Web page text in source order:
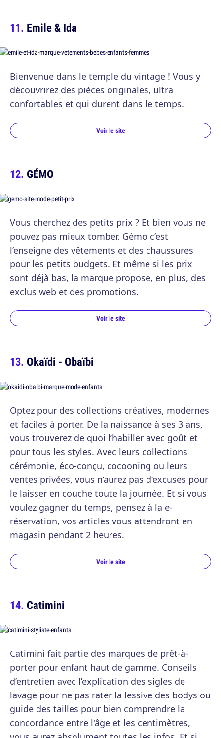
Emile & Ida
Bienvenue dans le temple du vintage ! Vous y
découvrirez des pièces originales, ultra
confortables et qui durent dans le temps.
Voir le site
GÉMO
Vous cherchez des petits prix ? Et bien vous ne
pouvez pas mieux tomber. Gémo c’est
l’enseigne des vêtements et des chaussures
pour les petits budgets. Et même si les prix
sont déjà bas, la marque propose, en plus, des
exclus web et des promotions.
Voir le site
Okaïdi - Obaïbi
Optez pour des collections créatives, modernes
et faciles à porter. De la naissance à ses 3 ans,
vous trouverez de quoi l’habiller avec goût et
pour tous les styles. Avec leurs collections
cérémonie, éco-conçu, cocooning ou leurs
ventes privées, vous n’aurez pas d’excuses pour
le laisser en couche toute la journée. Et si vous
voulez gagner du temps, pensez à la e-
réservation, vos articles vous attendront en
magasin pendant 2 heures.
Voir le site
Catimini
Catimini fait partie des marques de prêt-à-
porter pour enfant haut de gamme. Conseils
d’entretien avec l’explication des sigles de
lavage pour ne pas rater la lessive des bodys ou
guide des tailles pour bien comprendre la
concordance entre l'âge et les centimètres,